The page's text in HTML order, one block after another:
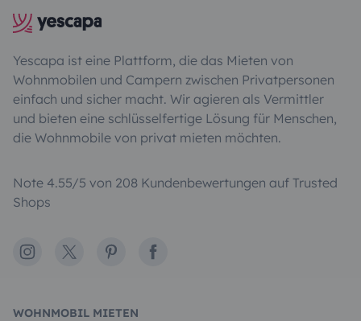
Yescapa ist eine Plattform, die das Mieten von
Wohnmobilen und Campern zwischen Privatpersonen
einfach und sicher macht. Wir agieren als Vermittler
und bieten eine schlüsselfertige Lösung für Menschen,
die Wohnmobile von privat mieten möchten.
Note 4.55/5 von 208 Kundenbewertungen auf Trusted
Shops
Instagram
X PinterestFacebook
WOHNMOBIL MIETEN